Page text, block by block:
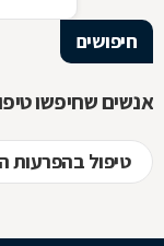
הזולת,
המסלול
חיפושים
טיפול בהפרעות